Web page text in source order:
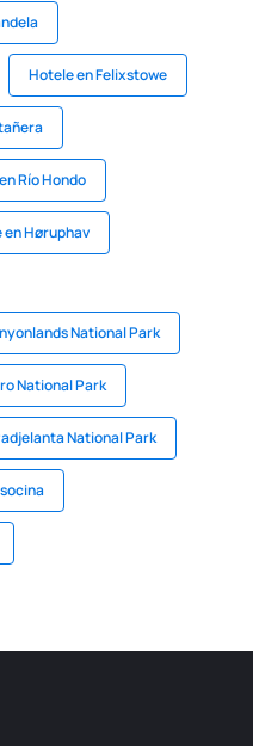
Hotele en Felixstowe
Río Hondo
en Høruphav
National Park
National Park
National Park